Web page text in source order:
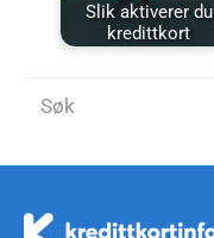
Slik aktiverer du
kredittkort